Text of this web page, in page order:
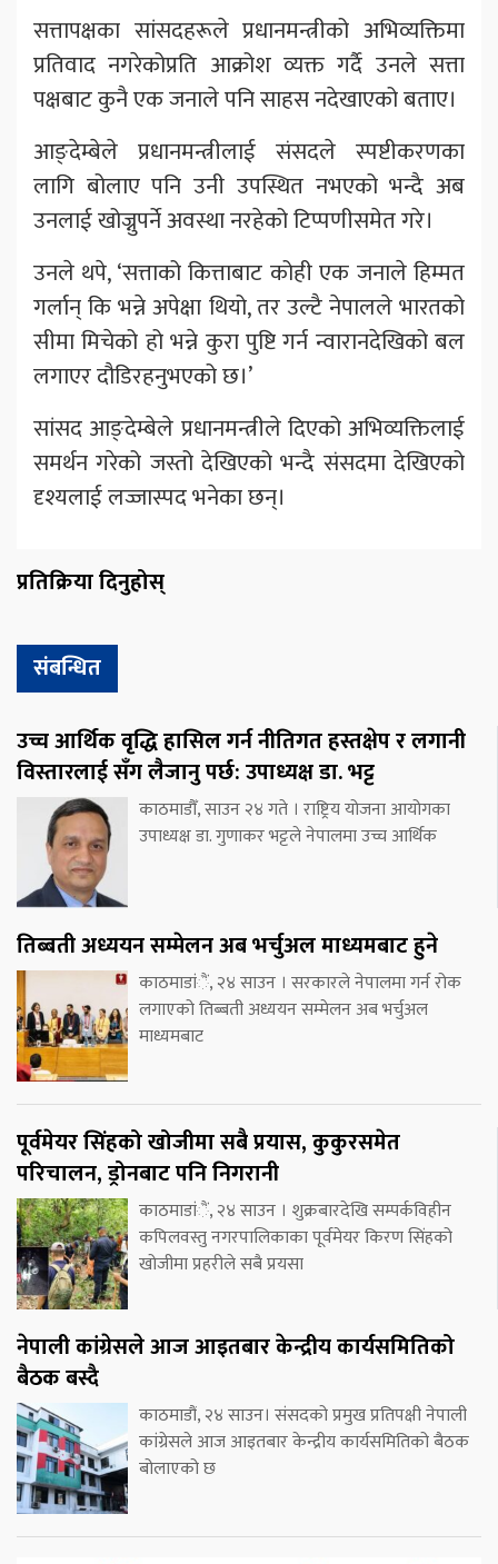
सत्तापक्षका सांसदहरूले प्रधानमन्त्रीको अभिव्यक्तिमा
प्रतिवाद नगरेकोप्रति आक्रोश व्यक्त गर्दै उनले सत्ता
पक्षबाट कुनै एक जनाले पनि साहस नदेखाएको बताए।
आङ्देम्बेले प्रधानमन्त्रीलाई संसदले स्पष्टीकरणका
लागि बोलाए पनि उनी उपस्थित नभएको भन्दै अब
उनलाई खोज्नुपर्ने अवस्था नरहेको टिप्पणीसमेत गरे।
उनले थपे, ‘सत्ताको कित्ताबाट कोही एक जनाले हिम्मत
गर्लान् कि भन्ने अपेक्षा थियो, तर उल्टै नेपालले भारतको
सीमा मिचेको हो भन्ने कुरा पुष्टि गर्न न्वारानदेखिको बल
लगाएर दौडिरहनुभएको छ।’
सांसद आङ्देम्बेले प्रधानमन्त्रीले दिएको अभिव्यक्तिलाई
समर्थन गरेको जस्तो देखिएको भन्दै संसदमा देखिएको
दृश्यलाई लज्जास्पद भनेका छन्।
प्रतिक्रिया दिनुहोस्
संबन्धित
उच्च आर्थिक वृद्धि हासिल गर्न नीतिगत हस्तक्षेप र लगानी
विस्तारलाई सँग लैजानु पर्छ: उपाध्यक्ष डा. भट्ट
काठमाडौँ, साउन २४ गते । राष्ट्रिय योजना आयोगका
उपाध्यक्ष डा. गुणाकर भट्टले नेपालमा उच्च आर्थिक
तिब्बती अध्ययन सम्मेलन अब भर्चुअल माध्यमबाट हुने
काठमाडांैं, २४ साउन । सरकारले नेपालमा गर्न रोक
लगाएको तिब्बती अध्ययन सम्मेलन अब भर्चुअल
माध्यमबाट
पूर्वमेयर सिंहको खोजीमा सबै प्रयास, कुकुरसमेत
परिचालन, ड्रोनबाट पनि निगरानी
काठमाडांैं, २४ साउन । शुक्रबारदेखि सम्पर्कविहीन
कपिलवस्तु नगरपालिकाका पूर्वमेयर किरण सिंहको
खोजीमा प्रहरीले सबै प्रयसा
नेपाली कांग्रेसले आज आइतबार केन्द्रीय कार्यसमितिको
बैठक बस्दै
काठमाडौं, २४ साउन। संसदको प्रमुख प्रतिपक्षी नेपाली
कांग्रेसले आज आइतबार केन्द्रीय कार्यसमितिको बैठक
बोलाएको छ